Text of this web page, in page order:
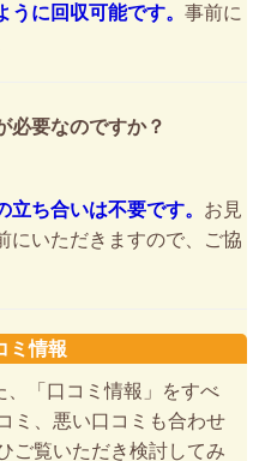
に回収可能です。 事前に
必要なのですか？
ち合いは不要です。 お見
にいただきますので、ご協
ミ情報
、「口コミ情報」をすべ
ミ、悪い口コミも合わせ
ご覧いただき検討してみ